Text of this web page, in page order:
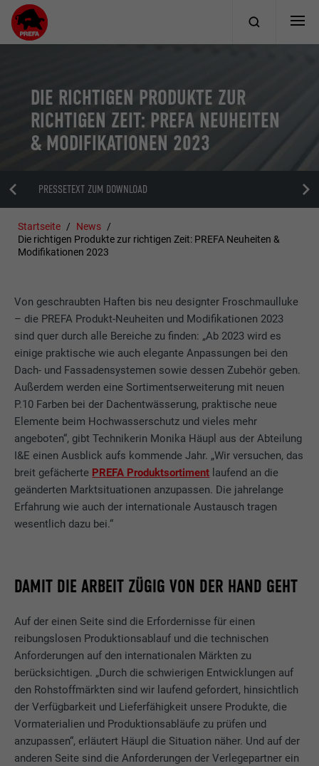
DIE RICHTIGEN PRODUKTE ZUR
RICHTIGEN ZEIT: PREFA NEUHEITEN
& MODIFIKATIONEN 2023
PRESSETEXT ZUM DOWNLOAD
Startseite
News
Die richtigen Produkte zur richtigen Zeit: PREFA Neuheiten &
Modifikationen 2023
Von geschraubten Haften bis neu designter Froschmaulluke
– die PREFA Produkt-Neuheiten und Modifikationen 2023
sind quer durch alle Bereiche zu finden: „Ab 2023 wird es
einige praktische wie auch elegante Anpassungen bei den
Dach- und Fassadensystemen sowie dessen Zubehör geben.
Außerdem werden eine Sortimentserweiterung mit neuen
P.10 Farben bei der Dachentwässerung, praktische neue
Elemente beim Hochwasserschutz und vieles mehr
angeboten“, gibt Technikerin Monika Häupl aus der Abteilung
I&E einen Ausblick aufs kommende Jahr. „Wir versuchen, das
breit gefächerte PREFA Produktsortiment laufend an die
geänderten Marktsituationen anzupassen. Die jahrelange
Erfahrung wie auch der internationale Austausch tragen
wesentlich dazu bei.“
DAMIT DIE ARBEIT ZÜGIG VON DER HAND GEHT
Auf der einen Seite sind die Erfordernisse für einen
reibungslosen Produktionsablauf und die technischen
Anforderungen auf den internationalen Märkten zu
berücksichtigen. „Durch die schwierigen Entwicklungen auf
den Rohstoffmärkten sind wir laufend gefordert, hinsichtlich
der Verfügbarkeit und Lieferfähigkeit unsere Produkte, die
Vormaterialien und Produktionsabläufe zu prüfen und
anzupassen“, erläutert Häupl die Situation näher. Und auf der
anderen Seite sind die Anforderungen der Verlegepartner ein